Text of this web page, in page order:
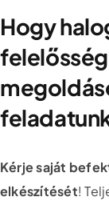
Hogy
Kérje saját
elkészítését!